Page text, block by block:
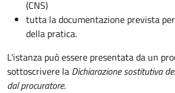
(CNS)
tutta la documentazione prevista
della pratica.
L'istanza può essere presentata da un
sottoscrivere la Dichiarazione sostitutiva
dal procuratore.